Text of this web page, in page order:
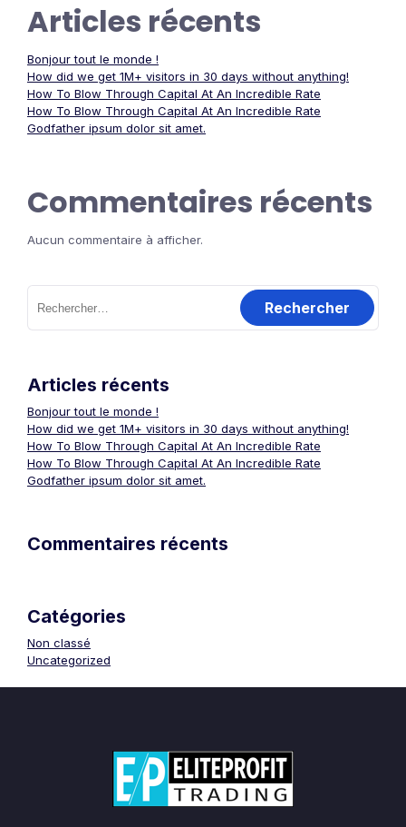
Articles récents
Bonjour tout le monde !
How did we get 1M+ visitors in 30 days without anything!
How To Blow Through Capital At An Incredible Rate
How To Blow Through Capital At An Incredible Rate
Godfather ipsum dolor sit amet.
Commentaires récents
Aucun commentaire à afficher.
Rechercher :
Articles récents
Bonjour tout le monde !
How did we get 1M+ visitors in 30 days without anything!
How To Blow Through Capital At An Incredible Rate
How To Blow Through Capital At An Incredible Rate
Godfather ipsum dolor sit amet.
Commentaires récents
Catégories
Non classé
Uncategorized